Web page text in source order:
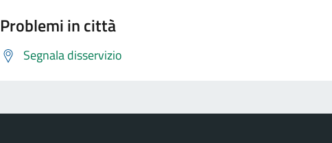
Problemi in città
Segnala disservizio